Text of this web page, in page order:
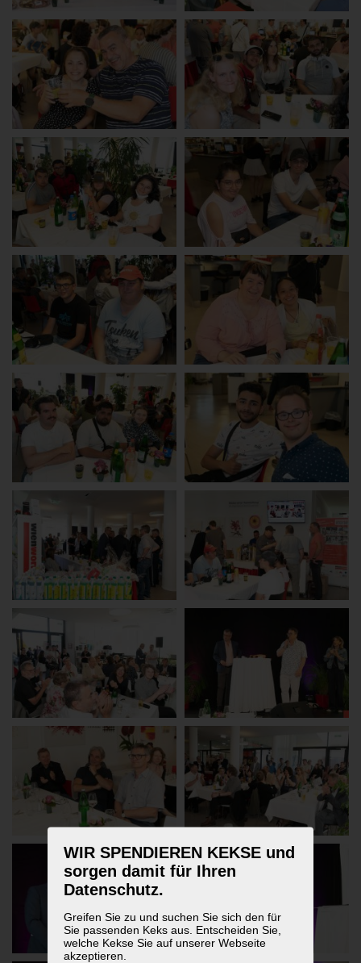
WIR SPENDIEREN KEKSE und
sorgen damit für Ihren
Datenschutz.
Greifen Sie zu und suchen Sie sich den für
Sie passenden Keks aus. Entscheiden Sie,
welche Kekse Sie auf unserer Webseite
akzeptieren.